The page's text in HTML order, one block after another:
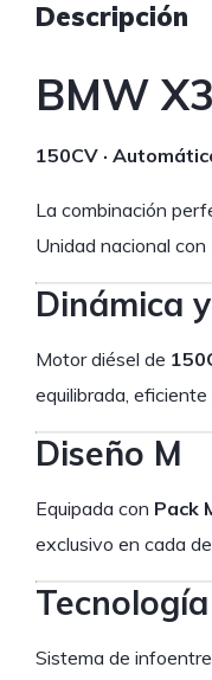
Descripción
BMW
150CV ·
La combinación
Unidad nacional con
Dinámica
Motor diésel de
equilibrada,
Diseño M
Equipada con Pack
exclusivo en cada
Sistema de